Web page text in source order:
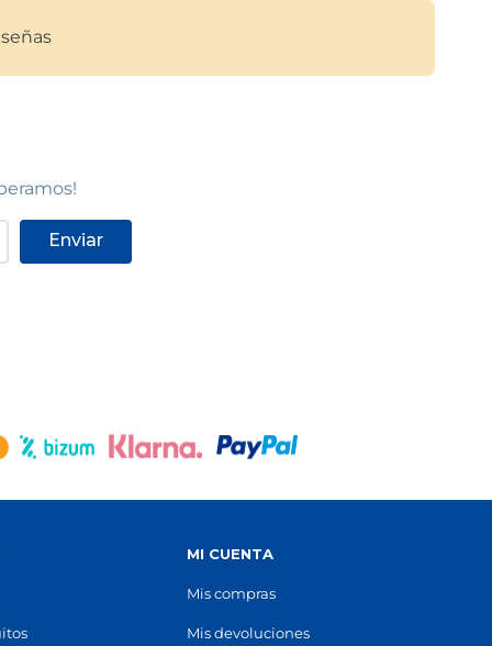
REUS
POCAS UNIDADES
del
Carrer Gran de Gràcia, 183, 185
Enviar
MI CUENTA
Mis compras
Mis devoluciones